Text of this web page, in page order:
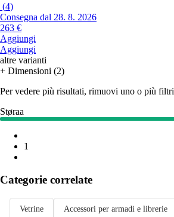
(4)
Consegna dal 28. 8. 2026
263 €
Aggiungi
Aggiungi
altre varianti
+ Dimensioni (2)
Per vedere più risultati, rimuovi uno o più filtri
Støraa
1
Categorie correlate
Vetrine Accessori per armadi e librerie